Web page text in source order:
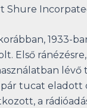
Shure
1933-
Első
lévő
tucat eladott
a